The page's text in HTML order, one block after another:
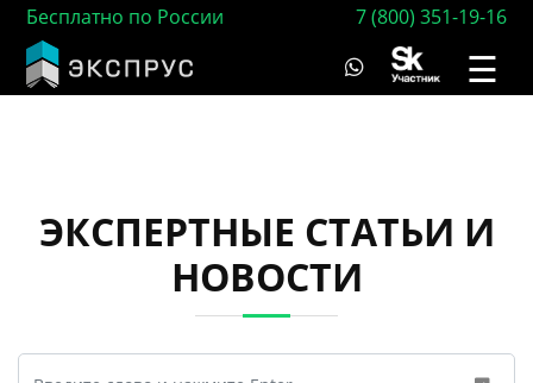
Бесплатно по России 7 (800) 351-19-16
☰
ЭКСПЕРТНЫЕ СТАТЬИ И
НОВОСТИ